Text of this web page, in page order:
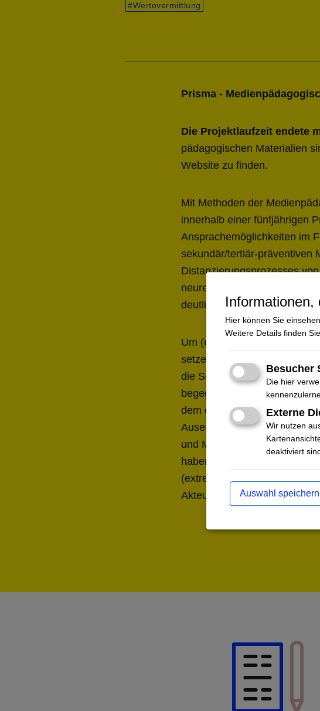
Wertevermittlung
Prisma -
Die Projektlaufzeit endete
pädagogischen Materialien
Website zu finden.
Mit Methoden der
innerhalb einer fünfjährigen
Ansprachemöglichkeiten im
sekundär/tertiär-präventiven
Distanzierungsprozesses
neurechts bezeichnen oder
deutlich werden lassen.
Um (extrem) rechte
setzen wir auch auf die
die Schule, das
begegnen unsere
dem etwas entgegensetzen
Auseinandersetzung sind.
und Mediennutzung
haben. Dabei ergeben sich
(extrem) rechten
Akteur*innen.
Informationen,
Hier können Sie
Weitere Details finden
Besucher
Die hier
Externe
Wir nutzen
deaktiviert
Auswahl speichern